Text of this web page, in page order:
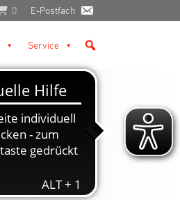
0 E-Postfach
Service